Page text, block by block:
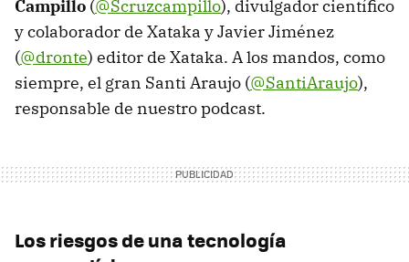
Campillo (@Scruzcampillo), divulgador científico
y colaborador de Xataka y Javier Jiménez
(@dronte) editor de Xataka. A los mandos, como
siempre, el gran Santi Araujo (@SantiAraujo),
responsable de nuestro podcast.
Los riesgos de una tecnología